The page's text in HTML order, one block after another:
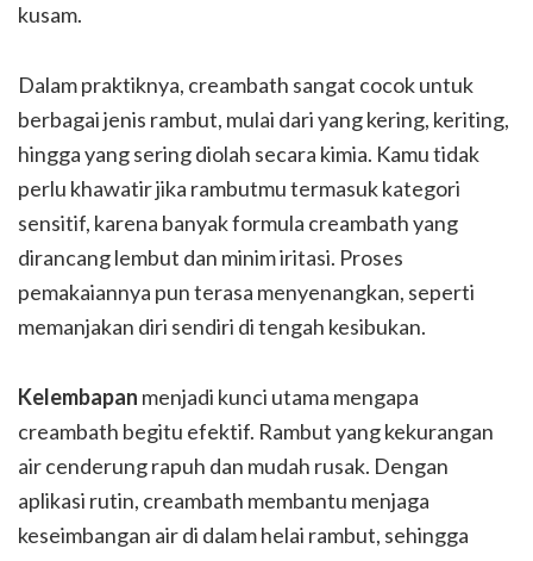
kusam.
Dalam praktiknya, creambath sangat cocok untuk
berbagai jenis rambut, mulai dari yang kering, keriting,
hingga yang sering diolah secara kimia. Kamu tidak
perlu khawatir jika rambutmu termasuk kategori
sensitif, karena banyak formula creambath yang
dirancang lembut dan minim iritasi. Proses
pemakaiannya pun terasa menyenangkan, seperti
memanjakan diri sendiri di tengah kesibukan.
Kelembapan menjadi kunci utama mengapa
creambath begitu efektif. Rambut yang kekurangan
air cenderung rapuh dan mudah rusak. Dengan
aplikasi rutin, creambath membantu menjaga
keseimbangan air di dalam helai rambut, sehingga